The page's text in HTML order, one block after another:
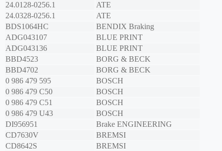
24.0128-0256.1
ATE
24.0328-0256.1
ATE
BDS1064HC
BENDIX Braking
ADG043107
BLUE PRINT
ADG043136
BLUE PRINT
BBD4523
BORG & BECK
BBD4702
BORG & BECK
0 986 479 595
BOSCH
0 986 479 C50
BOSCH
0 986 479 C51
BOSCH
0 986 479 U43
BOSCH
DI956951
Brake ENGINEERING
CD7630V
BREMSI
CD8642S
BREMSI